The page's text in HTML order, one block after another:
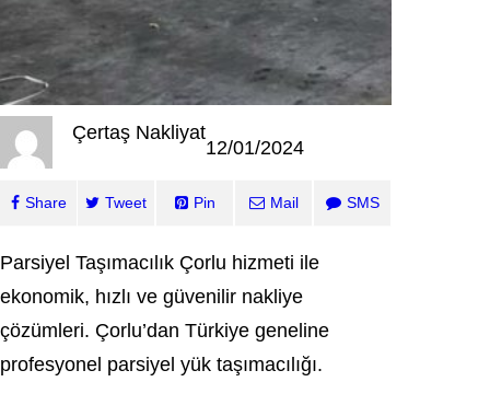
Çertaş Nakliyat
12/01/2024
Share Tweet Pin Mail SMS
Parsiyel Taşımacılık Çorlu hizmeti ile
ekonomik, hızlı ve güvenilir nakliye
çözümleri. Çorlu’dan Türkiye geneline
profesyonel parsiyel yük taşımacılığı.